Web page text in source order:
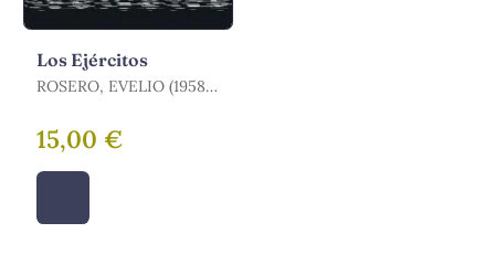
Los Ejércitos
ROSERO, EVELIO (1958-
15,00 €